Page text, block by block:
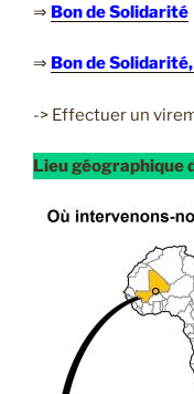
⇒ Bon de Solidarité
⇒ Bon de
-> Effectuer un
Lieu géographique